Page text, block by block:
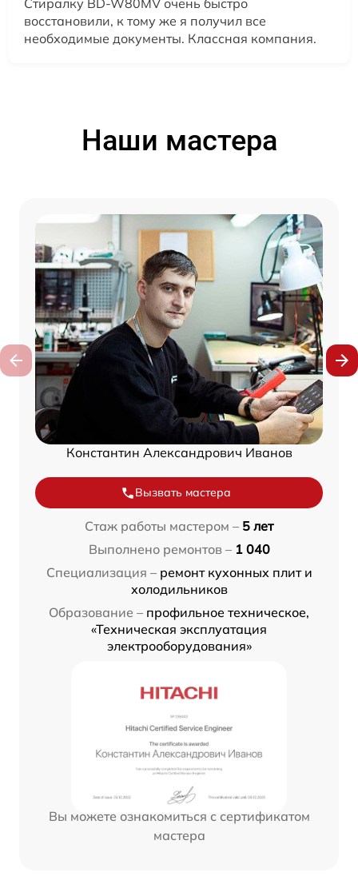
Стиралку BD-W80MV очень быстро
восстановили, к тому же я получил все
необходимые документы. Классная компания.
Наши мастера
Константин Александрович Иванов
Вызвать мастера
Стаж работы мастером – 5 лет
Выполнено ремонтов – 1 040
Специализация – ремонт кухонных плит и
холодильников
Образование – профильное техническое,
«Техническая эксплуатация
электрооборудования»
Вы можете ознакомиться с сертификатом
мастера